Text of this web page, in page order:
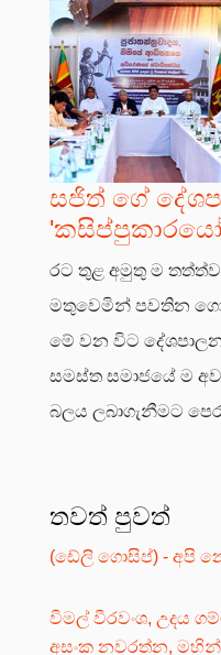
සජිත් ගේ
රට තුළ අමුතු ම
මතුවෙමින් පවතින
මේ වන විට
සමස්ත සමාජයේ ම
බලය ලබාගැනීමට
තවත් පුවත්
(ඩේලි ගොසිප්) - අපි
විමල් වීරවංශ, උදය
අසංක නවරත්න,